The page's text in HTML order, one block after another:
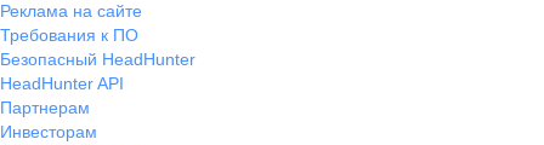
Реклама на сайте
Требования к ПО
Безопасный HeadHunter
HeadHunter API
Партнерам
Инвесторам